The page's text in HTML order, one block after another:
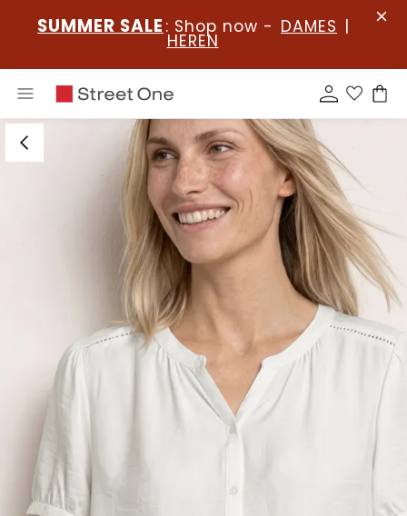
SUMMER SALE : Shop now - DAMES |
HEREN